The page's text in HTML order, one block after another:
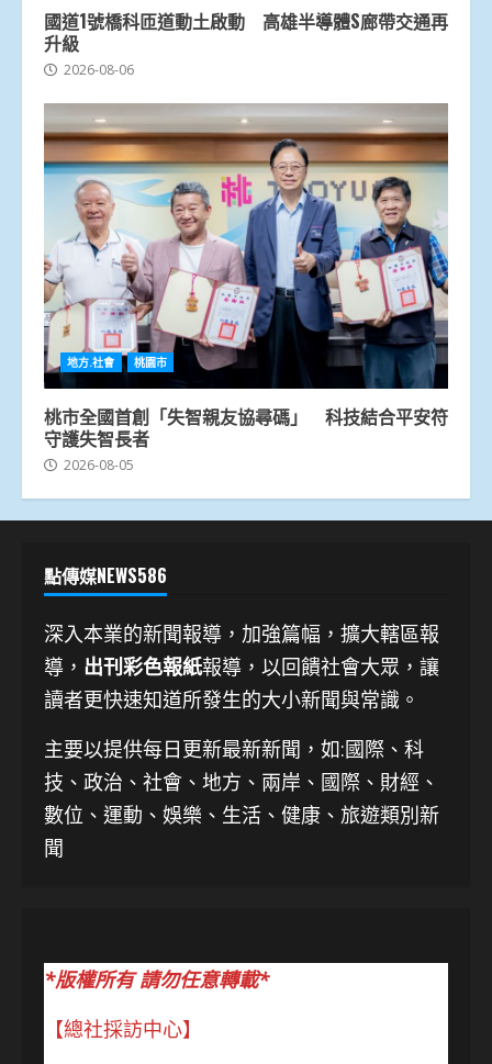
國道1號橋科匝道動土啟動 高雄半導體S廊帶交通再
升級
2026-08-06
地方.社會 桃園市
桃市全國首創「失智親友協尋碼」 科技結合平安符
守護失智長者
2026-08-05
點傳媒NEWS586
深入本業的新聞報導，加強篇幅，擴大轄區報
導， 出刊彩色報紙報導，以回饋社會大眾，讓
讀者更快速知道所發生的大小新聞與常識。
主要以提供每日更新最新新聞 ，如:國際、科
技、 政治、社會、地方、兩岸、國際、財經、
數位、運動、娛樂、生活、健康、旅遊類別新
聞
*版權所有 請勿任意轉載*
【總社採訪中心】